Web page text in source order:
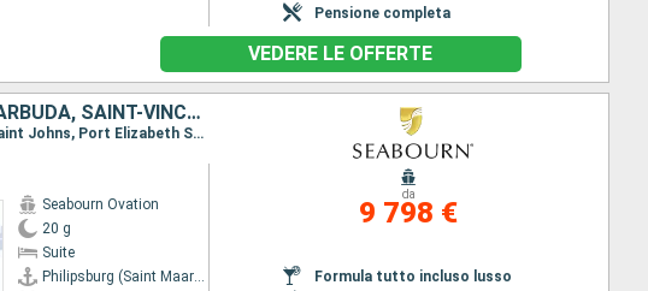
Pensione completa
VEDERE LE OFFERTE
SAINT MARTIN, FRENCHMAN'S CAY, STATI UNITI, ANTIGUA E BARBUDA, SAINT-VINCENT E LE GRENADINE, GRENADA, BARBADOS, SANTA LUCIA, PORTOGALLO
Itinerario : Philipsburg (Saint Maarten), Frenchmans Cay (VI), carambola Beach, Saint Johns, Port Elizabeth St Vincent, Grenada, Bridgetown, Santa Lucia, Madera, Portimao, Lisbona
Seabourn Ovation
20 g
Suite
Philipsburg (Saint Maarten)
da
9 798 €
Formula tutto incluso lusso